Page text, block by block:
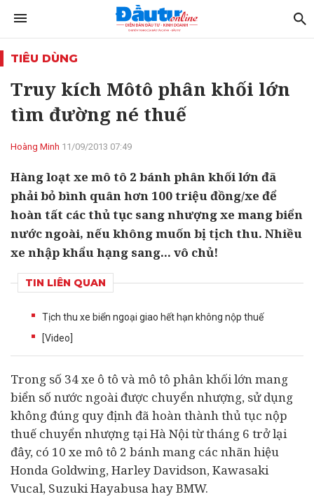
TIÊU DÙNG
Truy kích Môtô phân khối lớn
tìm đường né thuế
Hoàng Minh 11/09/2013 07:49
Hàng loạt xe mô tô 2 bánh phân khối lớn đã
phải bỏ bình quân hơn 100 triệu đồng/xe để
hoàn tất các thủ tục sang nhượng xe mang biển
nước ngoài, nếu không muốn bị tịch thu. Nhiều
xe nhập khẩu hạng sang... vô chủ!
TIN LIÊN QUAN
Tịch thu xe biển ngoại giao hết hạn không nộp thuế
[Video]
Trong số 34 xe ô tô và mô tô phân khối lớn mang
biển số nước ngoài được chuyển nhượng, sử dụng
không đúng quy định đã hoàn thành thủ tục nộp
thuế chuyển nhượng tại Hà Nội từ tháng 6 trở lại
đây, có 10 xe mô tô 2 bánh mang các nhãn hiệu
Honda Goldwing, Harley Davidson, Kawasaki
Vucal, Suzuki Hayabusa hay BMW.